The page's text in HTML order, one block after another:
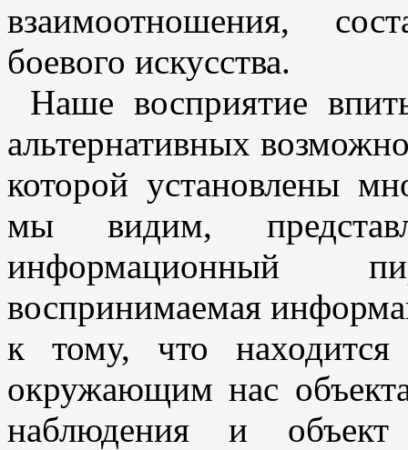
взаимоотношения,
боевого искусства.
Наше восприятие
альтернативных
которой установлены
мы видим,
информационный
воспринимаемая
к тому, что
окружающим нас
наблюдения и